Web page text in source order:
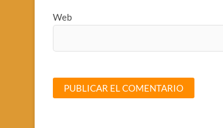
Web